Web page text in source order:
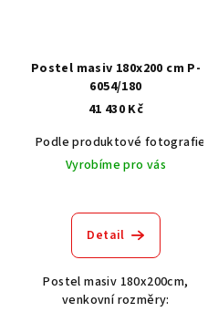
Akát vintage BT1551
Dub světlý
Postel masiv 180x200 cm P-
6054/180
41 430 Kč
Podle produktové fotografie
Vyrobíme pro vás
Detail
Postel masiv 180x200cm,
venkovní rozměry: